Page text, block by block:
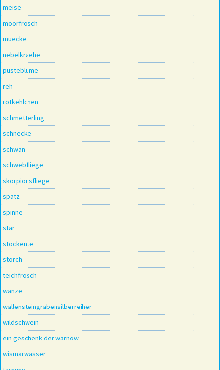
meise
moorfrosch
muecke
nebelkraehe
pusteblume
reh
rotkehlchen
schmetterling
schnecke
schwan
schwebfliege
skorpionsfliege
spatz
spinne
star
stockente
storch
teichfrosch
wanze
wallensteingrabensilberreiher
wildschwein
ein geschenk der warnow
wismarwasser